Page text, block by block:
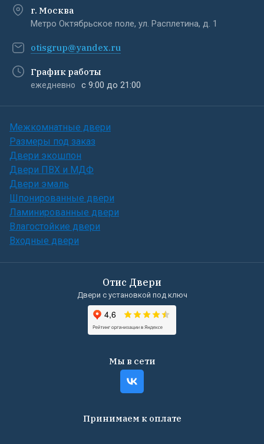
г. Москва
Метро Октябрьское поле, ул. Расплетина, д. 1
otisgrup@yandex.ru
График работы
ежедневно с 9:00 до 21:00
Межкомнатные двери
Размеры под заказ
Двери экошпон
Двери ПВХ и МДФ
Двери эмаль
Шпонированные двери
Ламинированные двери
Влагостойкие двери
Входные двери
Отис Двери
Двери с установкой под ключ
Мы в сети
Принимаем к оплате